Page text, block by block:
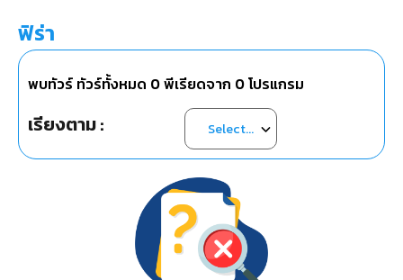
ฟิร่า
พบทัวร์ ทัวร์ทั้งหมด 0พีเรียดจาก 0โปรแกรม
เรียงตาม :